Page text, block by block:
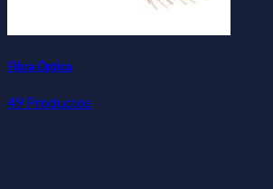
Fibra Óptica
49 Productos